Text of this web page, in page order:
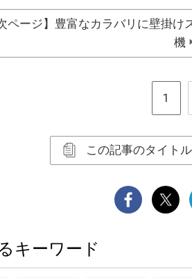
次ページ】豊富なカラバリに壁掛
機
1
この記事のタイト
キーワード